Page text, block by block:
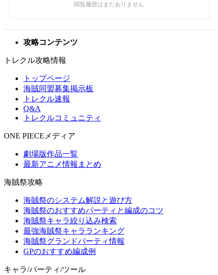
攻略コンテンツ
トレクル攻略情報
トップページ
海賊同盟募集掲示板
トレクル速報
Q&A
トレクルコミュニティ
ONE PIECEメディア
劇場版作品一覧
最新アニメ情報まとめ
海賊祭攻略
海賊祭のシステム解説と遊び方
海賊祭のおすすめパーティと編成のコツ
海賊祭キャラ絞り込み検索
最強海賊祭キャラランキング
海賊祭グランドパーティ情報
GPのおすすめ編成例
キャラ/パーティ/ツール